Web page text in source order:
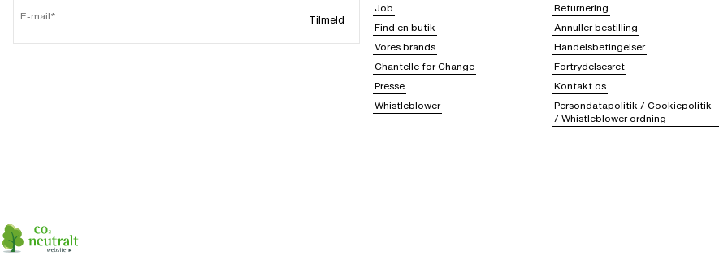
E-mail Tilmeld
Job
Find en butik
Vores brands
Chantelle for Change
Presse
Whistleblower
Returnering
Annuller bestilling
Handelsbetingelser
Fortrydelsesret
Kontakt os
Persondatapolitik / Cookiepolitik
/ Whistleblower ordning